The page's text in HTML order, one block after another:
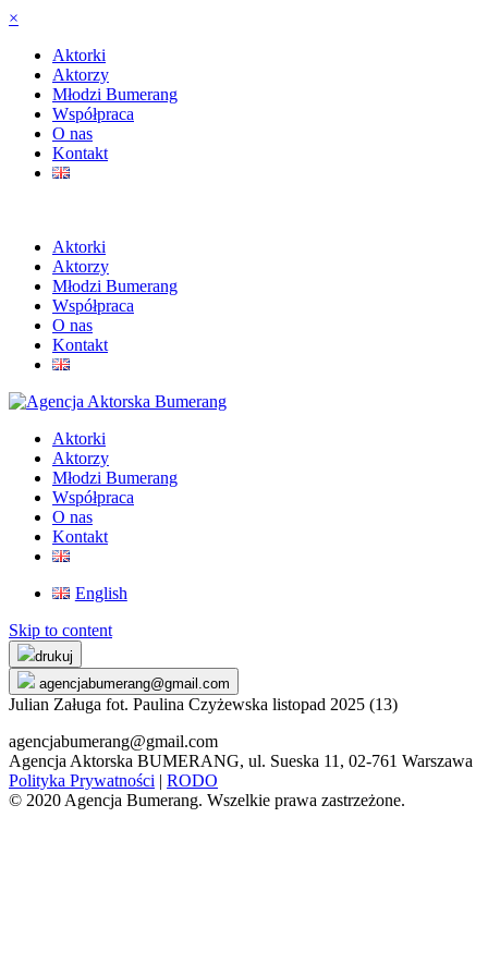
×
Aktorki
Aktorzy
Młodzi Bumerang
Współpraca
O nas
Kontakt
Aktorki
Aktorzy
Młodzi Bumerang
Współpraca
O nas
Kontakt
Aktorki
Aktorzy
Młodzi Bumerang
Współpraca
O nas
Kontakt
English
Skip to content
drukuj
agencjabumerang@gmail.com
Julian Załuga fot. Paulina Czyżewska listopad 2025 (13)
agencjabumerang@gmail.com
Agencja Aktorska BUMERANG, ul. Sueska 11, 02-761 Warszawa
Polityka Prywatności | RODO
© 2020 Agencja Bumerang. Wszelkie prawa zastrzeżone.